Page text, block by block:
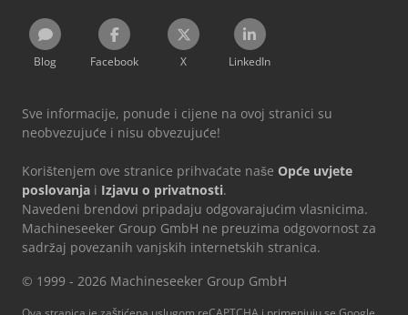
Blog Facebook X LinkedIn
Sve informacije, ponude i cijene na ovoj stranici su
neobvezujuće i nisu obvezujuće!
Korištenjem ove stranice prihvaćate naše Opće uvjete
poslovanja i Izjavu o privatnosti.
Navedeni brendovi pripadaju odgovarajućim vlasnicima.
Machineseeker Group GmbH ne preuzima odgovornost za
sadržaj povezanih vanjskih internetskih stranica.
© 1999 - 2026 Machineseeker Group GmbH